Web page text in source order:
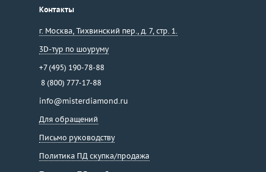
Контакты
г. Москва Тихвинский пер., д. 7, стр. 1.
3D-тур по шоуруму
+7 (495) 190-78-88
8 (800) 777-17-88
info@misterdiamond.ru
Для обращений
Письмо руководству
Политика ПД скупка/продажа